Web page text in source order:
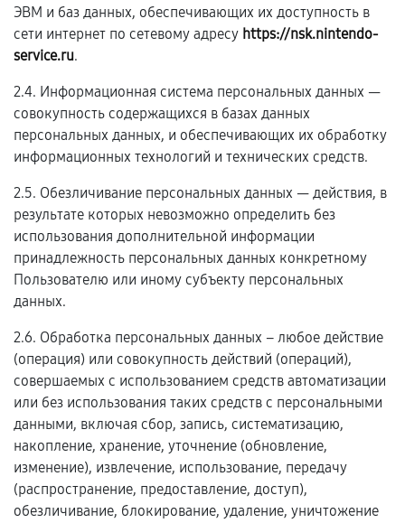
ЭВМ и баз данных, обеспечивающих их доступность в
сети интернет по сетевому адресу https://nsk.nintendo-
service.ru.
2.4. Информационная система персональных данных —
совокупность содержащихся в базах данных
персональных данных, и обеспечивающих их обработку
информационных технологий и технических средств.
2.5. Обезличивание персональных данных — действия, в
результате которых невозможно определить без
использования дополнительной информации
принадлежность персональных данных конкретному
Пользователю или иному субъекту персональных
данных.
2.6. Обработка персональных данных – любое действие
(операция) или совокупность действий (операций),
совершаемых с использованием средств автоматизации
или без использования таких средств с персональными
данными, включая сбор, запись, систематизацию,
накопление, хранение, уточнение (обновление,
изменение), извлечение, использование, передачу
(распространение, предоставление, доступ),
обезличивание, блокирование, удаление, уничтожение